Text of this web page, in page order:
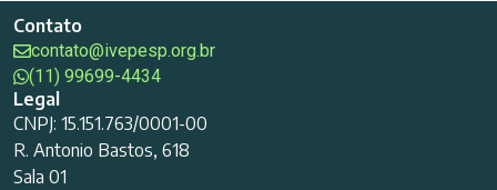
Contato
contato@ivepesp.org.br
(11) 99699-4434
Legal
CNPJ: 15.151.763/0001-00
R. Antonio Bastos, 618
Sala 01